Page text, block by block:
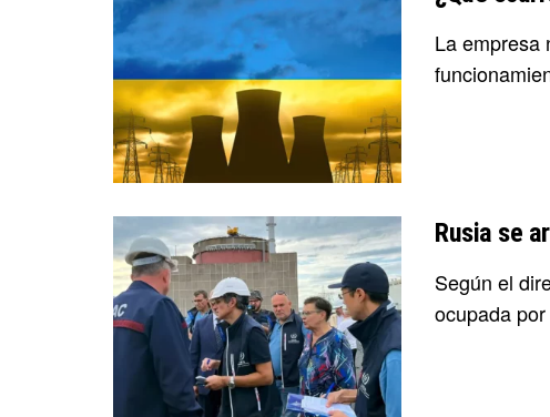
La empresa
Rusia se
Según el
ocupada